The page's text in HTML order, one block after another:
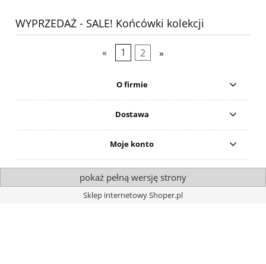
WYPRZEDAŻ - SALE! Końcówki kolekcji
« 1 2 »
O firmie
Dostawa
Moje konto
pokaż pełną wersję strony
Sklep internetowy Shoper.pl